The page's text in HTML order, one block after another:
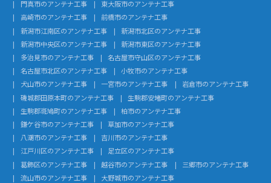
門真市のアンテナ工事
東大阪市のアンテナ工事
高崎市のアンテナ工事
前橋市のアンテナ工事
新潟市江南区のアンテナ工事
新潟市北区のアンテナ工事
新潟市中央区のアンテナ工事
新潟市東区のアンテナ工事
多治見市のアンテナ工事
名古屋市守山区のアンテナ工事
名古屋市北区のアンテナ工事
小牧市のアンテナ工事
犬山市のアンテナ工事
一宮市のアンテナ工事
岩倉市のアンテナ工事
磯城郡田原本町のアンテナ工事
生駒郡安堵町のアンテナ工事
生駒郡斑鳩町のアンテナ工事
柏市のアンテナ工事
鎌ケ谷市のアンテナ工事
草加市のアンテナ工事
八潮市のアンテナ工事
吉川市のアンテナ工事
江戸川区のアンテナ工事
足立区のアンテナ工事
葛飾区のアンテナ工事
越谷市のアンテナ工事
三郷市のアンテナ工事
流山市のアンテナ工事
大野城市のアンテナ工事